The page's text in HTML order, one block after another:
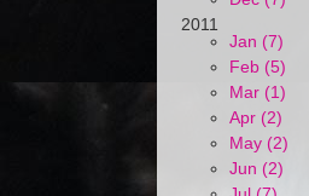
2011
Jan (7)
Feb (5)
Mar (1)
Apr (2)
May (2)
Jun (2)